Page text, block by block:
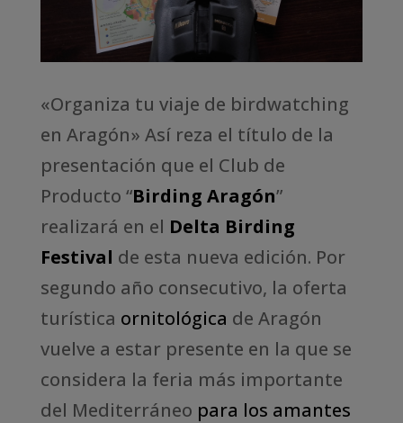
«Organiza tu viaje de birdwatching
en Aragón» Así reza el título de la
presentación que el Club de
Producto “Birding Aragón”
realizará en el Delta Birding
Festival de esta nueva edición. Por
segundo año consecutivo, la oferta
turística ornitológica de Aragón
vuelve a estar presente en la que se
considera la feria más importante
del Mediterráneo para los amantes